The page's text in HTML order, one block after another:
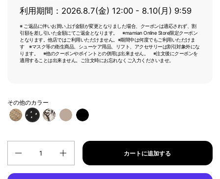
利用期間：2026.8.7(金) 12:00 - 8.10(月) 9:59
※ ご返品に伴いお買い上げ金額が変更となりました場合、クーポンは適応されず、割
引額を差し引いた金額にてご返金となります。 ※mamian Online Store限定クーポン
となります。他店ではご利用いただけません。※期間中は何度でもご利用いただけま
す ※マスク等の衛生商品、シューケア用品、リフト、アクセサリーは割引対象外にな
ります。 ※他のクーポンやポイントとの併用は出来ません。 ※注文後にクーポンを
適用することは出来ません。ご注文時にお忘れなくご入力くださいませ。
その他のカラー
カートに追加する